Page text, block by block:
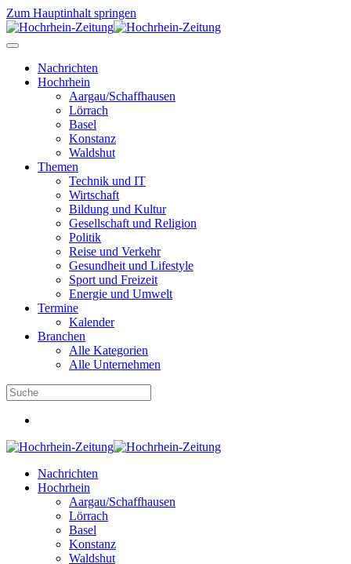
Zum Hauptinhalt springen
Nachrichten
Hochrhein
Aargau/Schaffhausen
Lörrach
Basel
Konstanz
Waldshut
Themen
Technik und IT
Wirtschaft
Bildung und Kultur
Gesellschaft und Religion
Politik
Reise und Verkehr
Gesundheit und Lifestyle
Sport und Freizeit
Energie und Umwelt
Termine
Kalender
Branchen
Alle Kategorien
Alle Unternehmen
Nachrichten
Hochrhein
Aargau/Schaffhausen
Lörrach
Basel
Konstanz
Waldshut